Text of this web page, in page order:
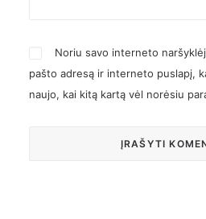
Noriu savo interneto
pašto adresą ir interneto puslapį,
naujo, kai kitą kartą vėl norėsiu